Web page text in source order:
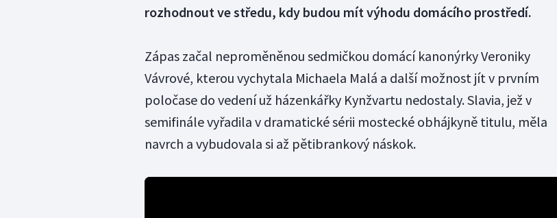
rozhodnout ve středu, kdy budou mít výhodu domácího prostředí.
Zápas začal neproměněnou sedmičkou domácí kanonýrky Veroniky
Vávrové, kterou vychytala Michaela Malá a další možnost jít v prvním
poločase do vedení už házenkářky Kynžvartu nedostaly. Slavia, jež v
semifinále vyřadila v dramatické sérii mostecké obhájkyně titulu, měla
navrch a vybudovala si až pětibrankový náskok.